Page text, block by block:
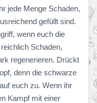
jede Menge Schaden,
gefüllt sind.
wenn euch die
Schaden,
regenerieren. Drückt
denn die schwarze
euch zu. Wenn ihr
Kampf mit einer